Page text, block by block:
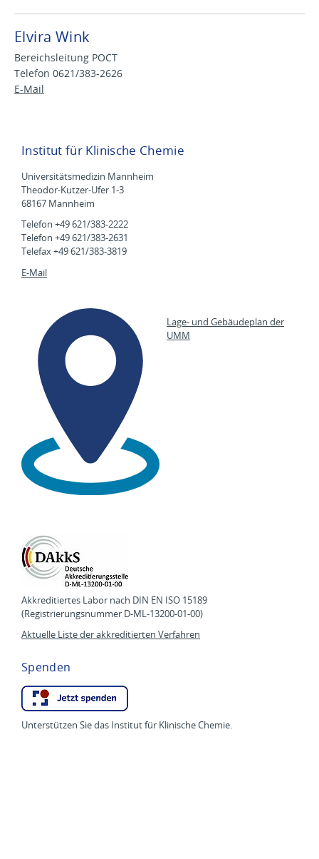
Elvira Wink
Bereichsleitung POCT
Telefon 0621/383-2626
E-Mail
Institut für Klinische Chemie
Universitätsmedizin Mannheim
Theodor-Kutzer-Ufer 1-3
68167 Mannheim
Telefon +49 621/383-2222
Telefon +49 621/383-2631
Telefax +49 621/383-3819
E-Mail
Lage- und Gebäudeplan der
UMM
Akkreditiertes Labor nach DIN EN ISO 15189
(Registrierungsnummer D-ML-13200-01-00)
Aktuelle Liste der akkreditierten Verfahren
Spenden
Unterstützen Sie das Institut für Klinische Chemie.